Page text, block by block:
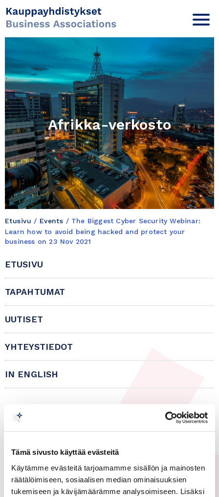
Tämä sivusto käyttää evästeitä
Käytämme evästeitä tarjoamamme sisällön ja mainosten
räätälöimiseen, sosiaalisen median ominaisuuksien
tukemiseen ja kävijämäärämme analysoimiseen. Lisäksi
Afrikka-verkosto
Etusivu / Events / The Biggest Cyber Security Webinar:
Learn how to avoid being hacked and protect your
business on 23 Nov 2021
ETUSIVU
TAPAHTUMAT
UUTISET
YHTEYSTIEDOT
IN ENGLISH
Afrikka-verkosto
Afrikka
The Biggest Cyber Security
Webinar: Learn how to avoid